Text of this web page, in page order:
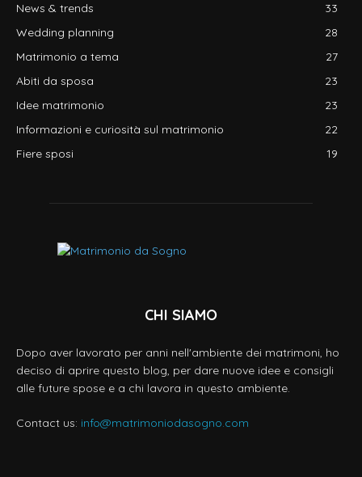
News & trends
33
Wedding planning
28
Matrimonio a tema
27
Abiti da sposa
23
Idee matrimonio
23
Informazioni e curiosità sul matrimonio
22
Fiere sposi
19
CHI SIAMO
Dopo aver lavorato per anni nell'ambiente dei matrimoni, ho
deciso di aprire questo blog, per dare nuove idee e consigli
alle future spose e a chi lavora in questo ambiente.
Contact us: info@matrimoniodasogno.com